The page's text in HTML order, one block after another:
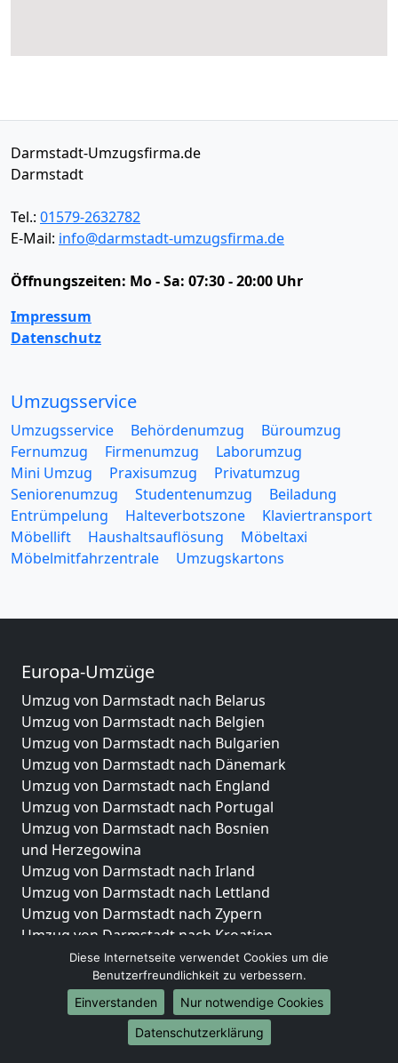
Darmstadt-Umzugsfirma.de
Darmstadt
Tel.: 01579-2632782
E-Mail: info@darmstadt-umzugsfirma.de
Öffnungszeiten: Mo - Sa: 07:30 - 20:00 Uhr
Impressum
Datenschutz
Umzugsservice
Umzugsservice Behördenumzug
Büroumzug
Fernumzug
Firmenumzug
Laborumzug
Mini Umzug
Praxisumzug
Privatumzug
Seniorenumzug
Studentenumzug
Beiladung
Entrümpelung
Halteverbotszone
Klaviertransport
Möbellift
Haushaltsauflösung
Möbeltaxi
Möbelmitfahrzentrale
Umzugskartons
Europa-Umzüge
Umzug von Darmstadt nach Belarus
Umzug von Darmstadt nach Belgien
Umzug von Darmstadt nach Bulgarien
Umzug von Darmstadt nach Dänemark
Umzug von Darmstadt nach England
Umzug von Darmstadt nach Portugal
Umzug von Darmstadt nach Bosnien
und Herzegowina
Umzug von Darmstadt nach Irland
Umzug von Darmstadt nach Lettland
Umzug von Darmstadt nach Zypern
Umzug von Darmstadt nach Kroatien
Umzug von Darmstadt nach Estland
Umzug von Darmstadt nach Finnland
Umzug von Darmstadt nach Frankreich
Umzug von Darmstadt nach Griechenland
Umzug von Darmstadt nach Italien
Diese Internetseite verwendet Cookies um die
Benutzerfreundlichkeit zu verbessern.
Einverstanden
Nur notwendige Cookies
Datenschutzerklärung